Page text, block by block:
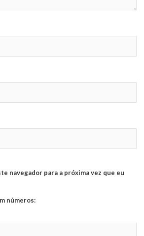
navegador para a próxima vez que eu
números: